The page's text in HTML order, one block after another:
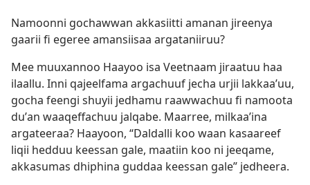
Namoonni gochawwan akkasiitti amanan jireenya
gaarii fi egeree amansiisaa argataniiruu?
Mee muuxannoo Haayoo isa Veetnaam jiraatuu haa
ilaallu. Inni qajeelfama argachuuf jecha urjii lakkaaʼuu,
gocha feengi shuyii jedhamu raawwachuu fi namoota
duʼan waaqeffachuu jalqabe. Maarree, milkaaʼina
argateeraa? Haayoon, “Daldalli koo waan kasaareef
liqii hedduu keessan gale, maatiin koo ni jeeqame,
akkasumas dhiphina guddaa keessan gale” jedheera.